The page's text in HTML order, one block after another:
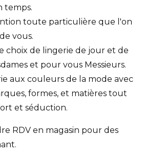
temps.
toute particulière que l'on
vous.
choix de lingerie de jour et de
et pour vous Messieurs.
aux couleurs de la mode avec
formes, et matières tout
et séduction.
RDV en magasin pour des